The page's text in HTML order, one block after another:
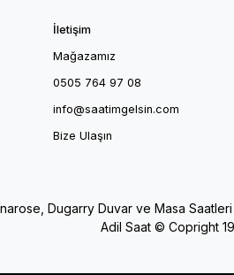
İletişim
Mağazamız
0505 764 97 08
info@saatimgelsin.com
Bize Ulaşın
Dugarry Duvar ve Masa
Adil Saat © Copright